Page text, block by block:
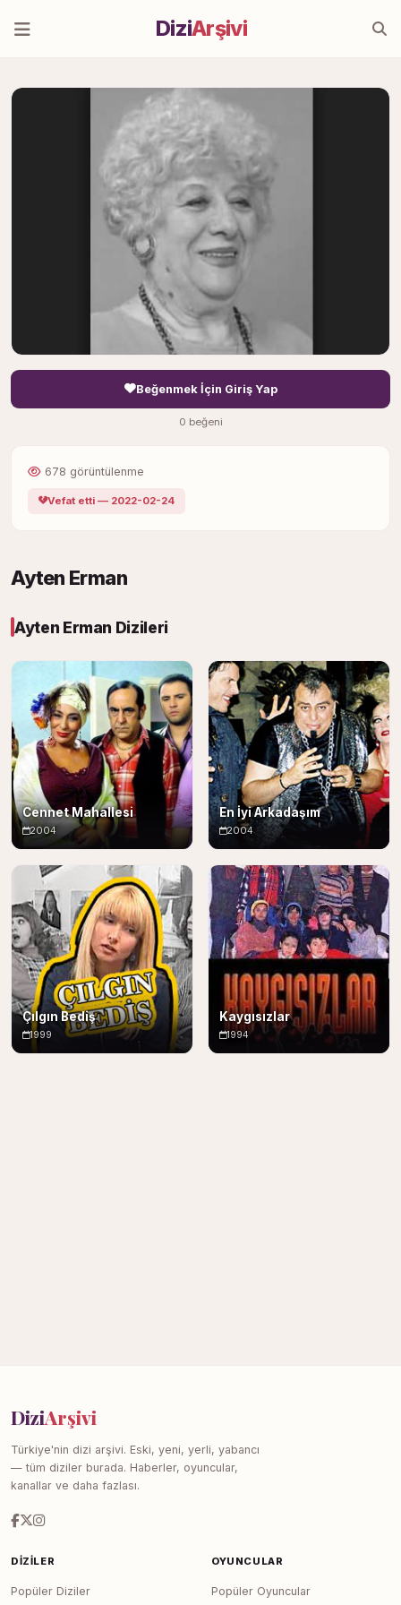
DiziArşivi
Beğenmek İçin Giriş Yap
0 beğeni
678 görüntülenme
Vefat etti — 2022-02-24
Ayten Erman
Ayten Erman Dizileri
Cennet Mahallesi
2004
En İyi Arkadaşım
2004
Çılgın Bediş
1999
Kaygısızlar
1994
DiziArşivi
Türkiye'nin dizi arşivi. Eski, yeni, yerli, yabancı
— tüm diziler burada. Haberler, oyuncular,
kanallar ve daha fazlası.
DIZILER
Popüler Diziler
OYUNCULAR
Popüler Oyuncular